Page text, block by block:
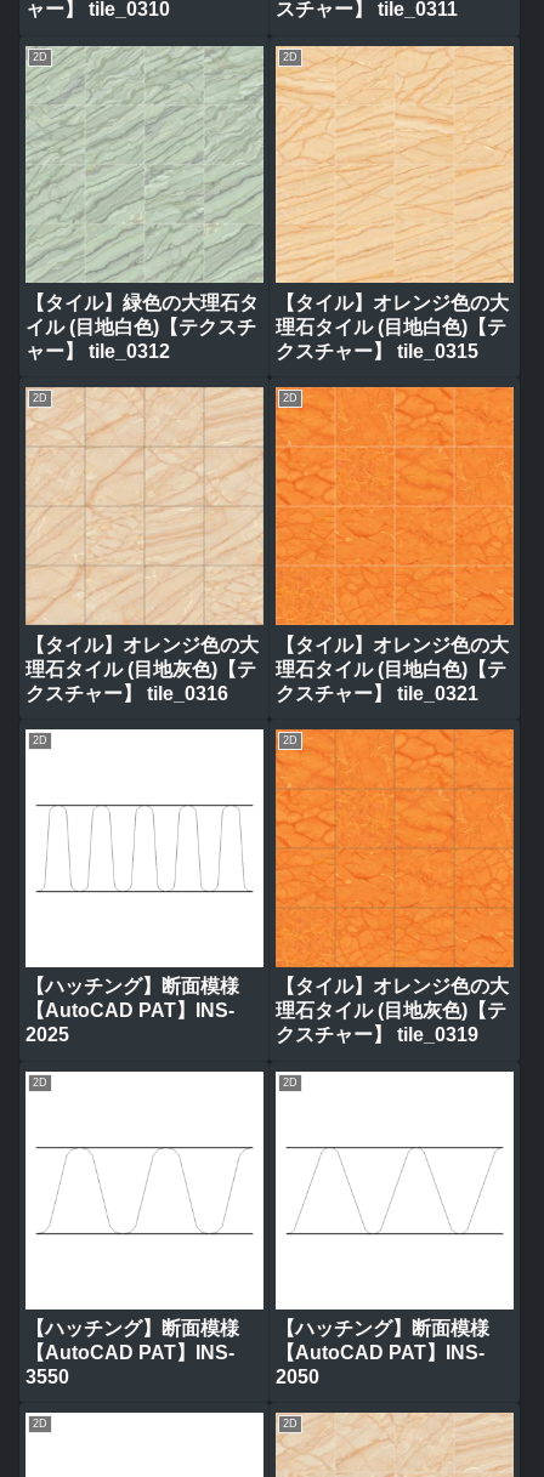
ャー】 tile_0310 スチャー】 tile_0311
2D
【タイル】緑色の大理石タ
イル (目地白色)【テクスチ
ャー】 tile_0312
2D
【タイル】オレンジ色の大
理石タイル (目地白色)【テ
クスチャー】 tile_0315
2D
【タイル】オレンジ色の大
理石タイル (目地灰色)【テ
クスチャー】 tile_0316
2D
【タイル】オレンジ色の大
理石タイル (目地白色)【テ
クスチャー】 tile_0321
2D
【ハッチング】断面模様
【AutoCAD PAT】INS-
2025
2D
【タイル】オレンジ色の大
理石タイル (目地灰色)【テ
クスチャー】 tile_0319
2D
【ハッチング】断面模様
【AutoCAD PAT】INS-
3550
2D
【ハッチング】断面模様
【AutoCAD PAT】INS-
2050
2D 2D